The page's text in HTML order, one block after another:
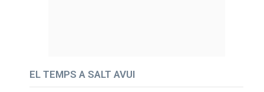
EL TEMPS A SALT AVUI